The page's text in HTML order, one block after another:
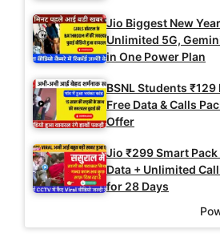
Jio Biggest New
Unlimited 5G,
in One Power Plan
BSNL Students
Free Data & Calls
Offer
Jio ₹299 Smart
Data + Unlimited
for 28 Days